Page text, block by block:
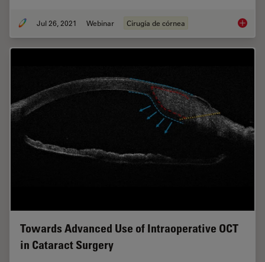
Jul 26, 2021 Webinar Cirugía de córnea Clinical
Towards Advanced Use of Intraoperative OCT
in Cataract Surgery